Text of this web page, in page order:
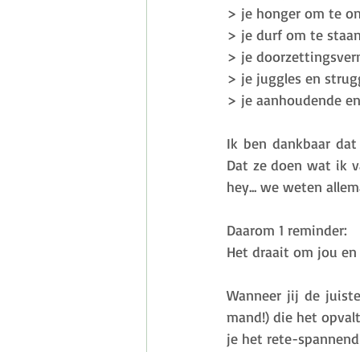
> je honger om te
> je durf om te
> je
> je juggles en
> je aanhoudende
Ik ben dankbaar
Dat ze doen wat ik
hey... we weten
Daarom 1 reminder:
Het draait om jou
Wanneer jij de
mand!) die het
je het rete-